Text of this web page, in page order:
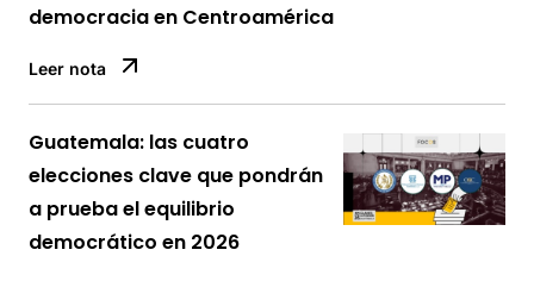
democracia en Centroamérica
Leer nota
Guatemala: las cuatro
elecciones clave que pondrán
a prueba el equilibrio
democrático en 2026